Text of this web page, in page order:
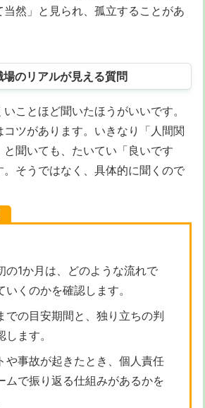
然」と見られ、孤立することがあ
のリアルが見える質問
ことほど聞いたほうがいいです。
ツがあります。いきなり「人間関
聞いても、たいてい「良いです
。そうではなく、具体的に聞くので
の1か月は、どのような流れで
いくのかを確認します。
での目安期間と、独り立ちの判
ます。
や事故が起きたとき、個人責任
ムで振り返る仕組みがあるかを